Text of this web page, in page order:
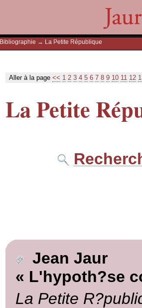
Bibliographie → La Petite République
Aller à la page << 1 2 3 4 5 6 7 8 9 10 11 12
La Petite
Jean Jaur
« L'hypoth?se
La Petite